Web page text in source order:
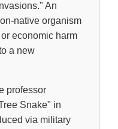
An
native organism
economic harm
a new
professor
Snake" in
via military